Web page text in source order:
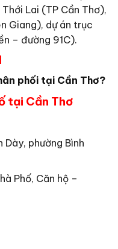
Lai (TP Cần Thơ),
Giang), dự án trục
– đường 91C).
phối tại Cần Thơ?
tại Cần Thơ
phường Bình
Phố, Căn hộ –